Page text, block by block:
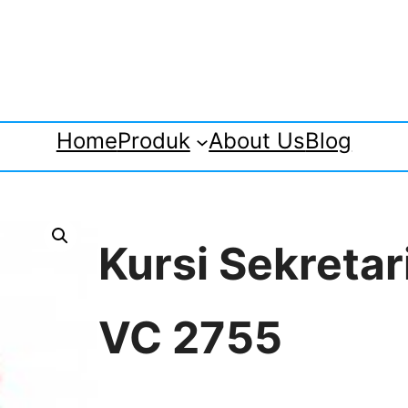
HomeProduk About UsBlog
Kursi
VC 2755